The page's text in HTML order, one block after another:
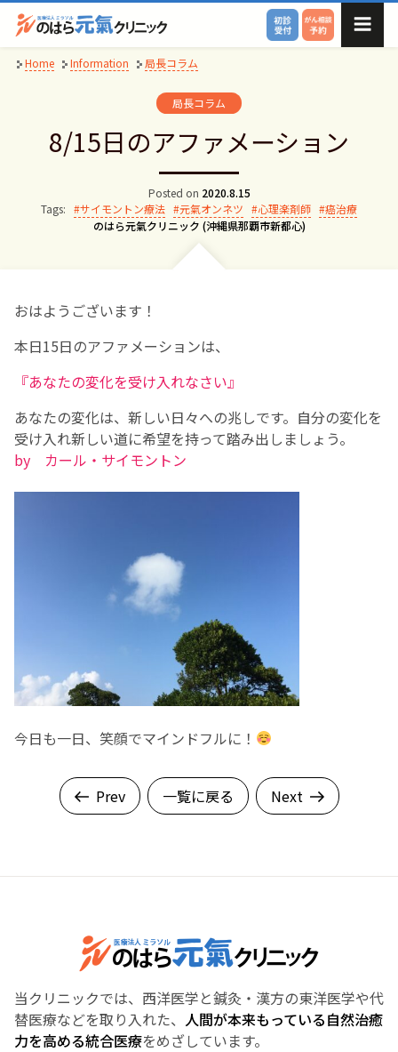
Skip
content
Home Information 局長コラム
局長コラム
8/15日のアファメーション
Posted on 2020.8.15
Tags:
サイモントン療法 元氣オンネツ 心理楽剤師
癌治療
Author:
のはら元氣クリニック (沖縄県那覇市新都心)
おはようございます！
本日15日のアファメーションは、
『あなたの変化を受け入れなさい』
あなたの変化は、新しい日々への兆しです。自分の変化を
受け入れ新しい道に希望を持って踏み出しましょう。
by カール・サイモントン
今日も一日、笑顔でマインドフルに！
Prev 一覧に戻る Next
当クリニックでは、西洋医学と鍼灸・漢方の東洋医学や代
替医療などを取り入れた、 人間が本来もっている自然治癒
力を高める統合医療をめざしています。